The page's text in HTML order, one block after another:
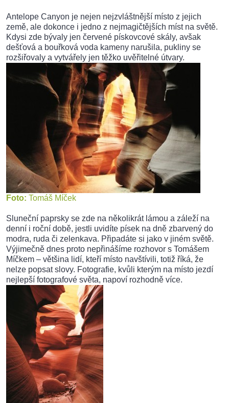
Antelope Canyon je nejen nejzvláštnější místo z jejich
země, ale dokonce i jedno z nejmagičtějších míst na světě.
Kdysi zde bývaly jen červené pískovcové skály, avšak
dešťová a bouřková voda kameny narušila, pukliny se
rozšiřovaly a vytvářely jen těžko uvěřitelné útvary.
Foto: Tomáš Míček
Sluneční paprsky se zde na několikrát lámou a záleží na
denní i roční době, jestli uvidíte písek na dně zbarvený do
modra, ruda či zelenkava. Připadáte si jako v jiném světě.
Výjimečně dnes proto nepřinášíme rozhovor s Tomášem
Míčkem – většina lidí, kteří místo navštívili, totiž říká, že
nelze popsat slovy. Fotografie, kvůli kterým na místo jezdí
nejlepší fotografové světa, napoví rozhodně více.